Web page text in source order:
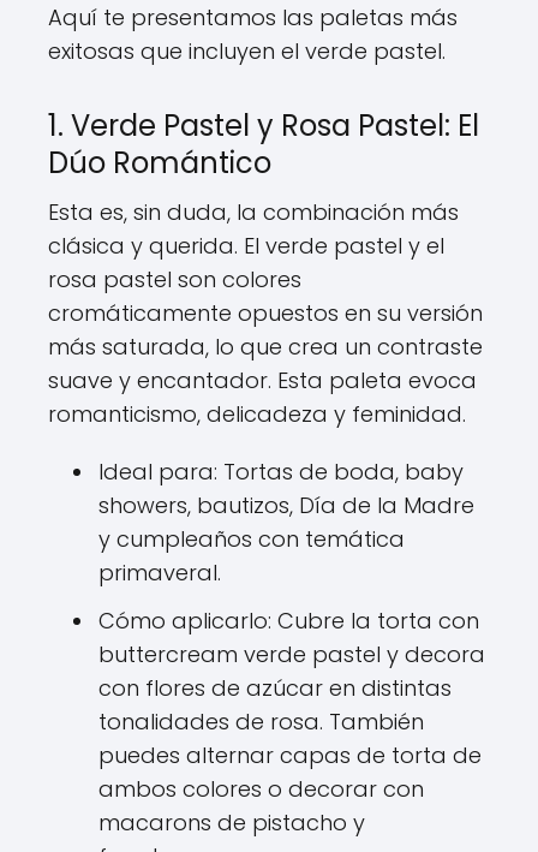
Aquí te presentamos las paletas más
exitosas que incluyen el verde pastel.
1. Verde Pastel y Rosa Pastel: El
Dúo Romántico
Esta es, sin duda, la combinación más
clásica y querida. El verde pastel y el
rosa pastel son colores
cromáticamente opuestos en su versión
más saturada, lo que crea un contraste
suave y encantador. Esta paleta evoca
romanticismo, delicadeza y feminidad.
Ideal para: Tortas de boda, baby
showers, bautizos, Día de la Madre
y cumpleaños con temática
primaveral.
Cómo aplicarlo: Cubre la torta con
buttercream verde pastel y decora
con flores de azúcar en distintas
tonalidades de rosa. También
puedes alternar capas de torta de
ambos colores o decorar con
macarons de pistacho y